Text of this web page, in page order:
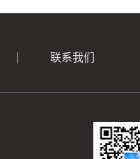
联系我们